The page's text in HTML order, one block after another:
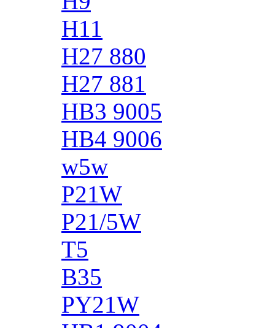
H11
H27 880
H27 881
HB3 9005
HB4 9006
w5w
P21W
P21/5W
T5
B35
PY21W